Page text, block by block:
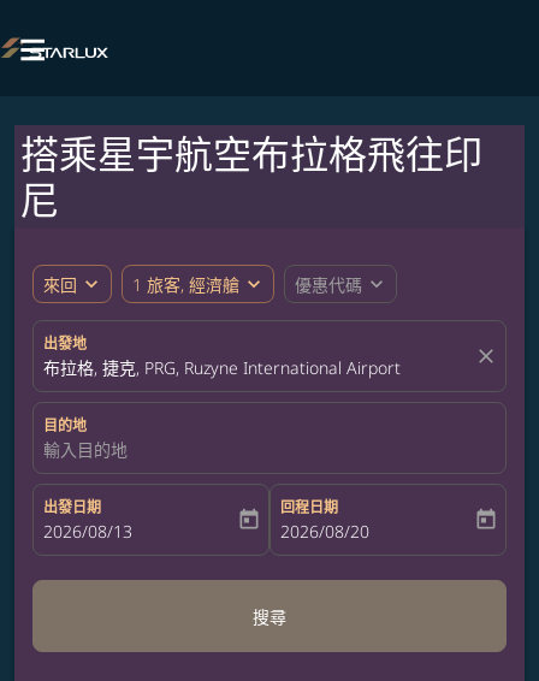

搭乘星宇航空布拉格飛往印
尼
來回 expand_more 1 旅客, 經濟艙 expand_more 優惠代碼 expand_more
出發地
布拉格, 捷克, PRG, Ruzyne International Airport close
目的地
輸入目的地
出發日期
fc-booking-departure-date-aria-label
2026/08/13 today
回程日期
fc-booking-return-date-aria-label
2026/08/20 today
搜尋